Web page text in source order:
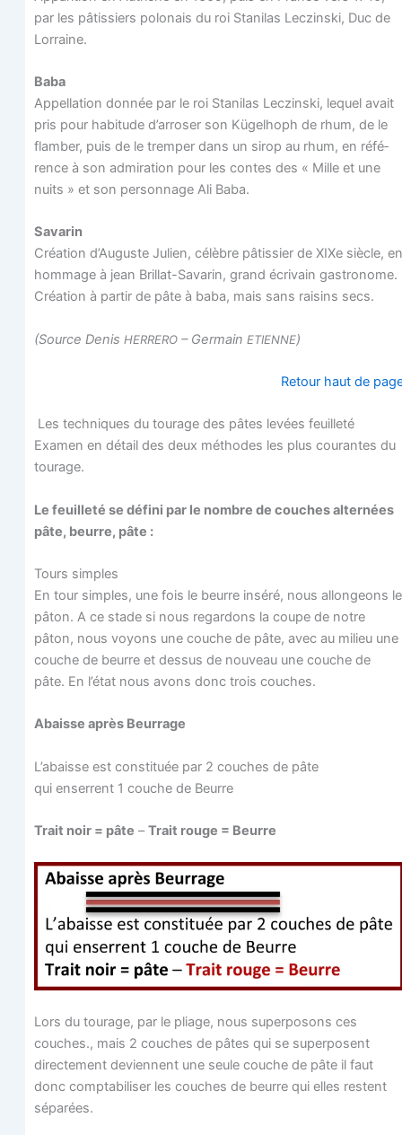
par les pâtis­siers polo­nais du roi Sta­ni­las Lec­zins­ki, Duc de
Lorraine.
Baba
Appel­la­tion don­née par le roi Sta­ni­las Lec­zins­ki, lequel avait
pris pour habi­tude d’arroser son Kügel­hoph de rhum, de le
flam­ber, puis de le trem­per dans un sirop au rhum, en réfé­
rence à son admi­ra­tion pour les contes des « Mille et une
nuits » et son per­son­nage Ali Baba.
Sava­rin
Créa­tion d’Auguste Julien, célèbre pâtis­sier de XIXe siècle, en
hom­mage à jean Brillat-Sava­rin, grand écri­vain gas­tro­nome.
Créa­tion à par­tir de pâte à baba, mais sans rai­sins secs.
(Source Denis HERRERO– Ger­main ETIENNE)
Retour haut de
Les tech­niques du tou­rage des pâtes levées feuilleté
Exa­men en détail des deux méthodes les plus cou­rantes du
tourage.
Le feuille­té se défi­ni par le nombre de couches alter­nées
pâte, beurre, pâte :
Tours simples
En tour simples, une fois le beurre insé­ré, nous allon­geons le
pâton. A ce stade si nous regar­dons la coupe de notre
pâton, nous voyons une couche de pâte, avec au milieu une
couche de beurre et des­sus de nou­veau une couche de
pâte. En l’état nous avons donc trois couches.
Abaisse après Beurrage
L’abaisse est consti­tuée par 2 couches de pâte
qui enserrent 1 couche de Beurre
Trait noir = pâte –Trait rouge = Beurre
Lors du tou­rage, par le pliage, nous super­po­sons ces
couches., mais 2 couches de pâtes qui se super­posent
direc­te­ment deviennent une seule couche de pâte il faut
donc comp­ta­bi­li­ser les couches de beurre qui elles res­tent
séparées.